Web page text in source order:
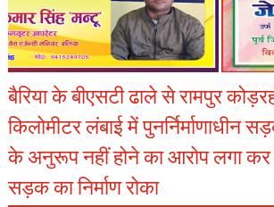
बैरिया के बीएसटी ढाले से रामपुर
किलोमीटर लंबाई में पुनर्निर्माणाधीन
के अनुरूप नहीं होने का आरोप लगा कर
सड़क का निर्माण रोका